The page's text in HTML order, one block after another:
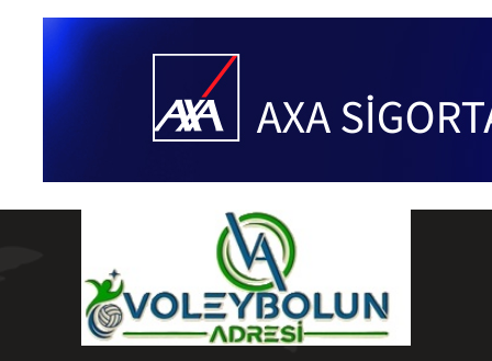
Oynadı
forma
Finalde